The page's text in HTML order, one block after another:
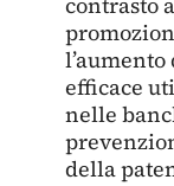
efficace
nelle
della